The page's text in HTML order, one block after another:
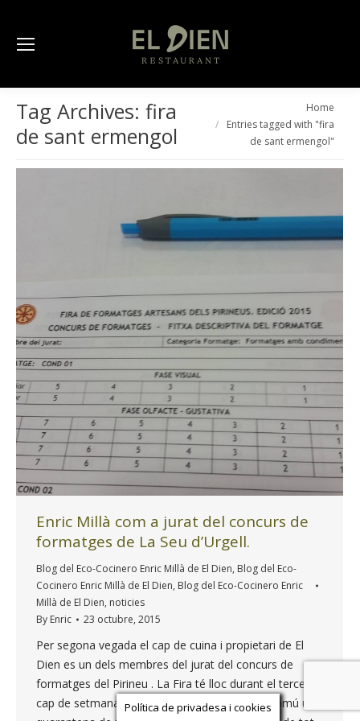
Tag Archives: fira
de sant ermengol
Home
Entries tagged with "fira
de sant ermengol"
Enric Millà com a jurat del concurs de
formatges de La Seu d’Urgell.
Blog del Eco-Cocinero Enric Millà de El Dien, Blog del Eco-
Cocinero Enric Millà de El Dien, Blog del Eco-Cocinero Enric
Millà de El Dien, noticies
By Enric 23 octubre, 2015
Per segona vegada el cap de cuina i propietari de El
Dien es un dels membres del jurat del concurs de
formatges del Pirineu . La Fira té lloc durant el tercer
cap de setmana d’octubre i acull en un espai comú una
Política de privadesa i cookies